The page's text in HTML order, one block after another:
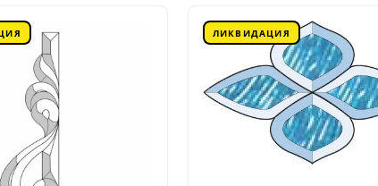
ЛИКВИДАЦИЯ